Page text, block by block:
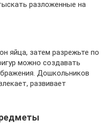
разложенные на
яйца, затем разрежьте по
можно создавать
Дошкольников
развивает